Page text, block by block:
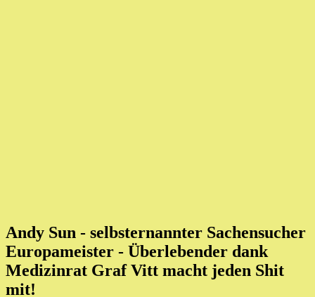
Andy Sun - selbsternannter Sachensucher
Europameister - Überlebender dank
Medizinrat Graf Vitt macht jeden Shit
mit!